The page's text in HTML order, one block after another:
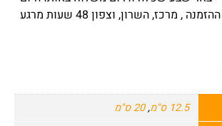
או 24 שעות מרגע ההזמנה , מרכז, השרון, וצפון 48 שעות מרגע
12.5 ס"מ ,20 ס"מ